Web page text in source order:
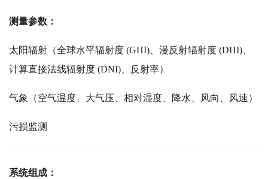
测量参数：
太阳辐射（全球水平辐射度 (GHI)、漫反射辐射度 (DHI)、
计算直接法线辐射度 (DNI)、反射率）
气象（空气温度、大气压、相对湿度、降水、风向、风速）
污损监测
系统组成：